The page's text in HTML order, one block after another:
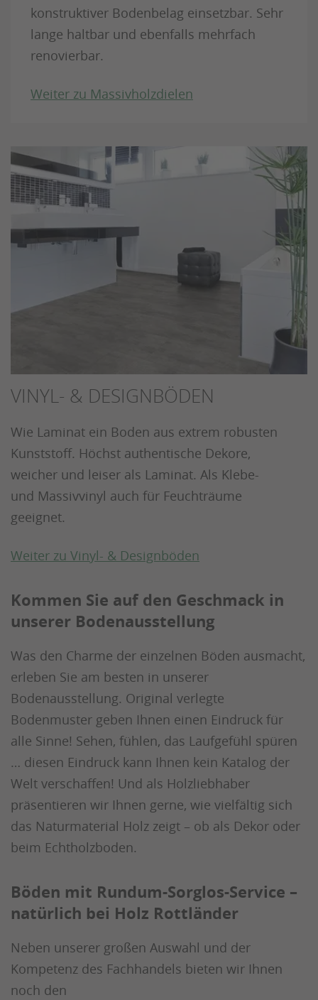
konstruktiver Bodenbelag einsetzbar. Sehr
lange haltbar und ebenfalls mehrfach
renovierbar.
Weiter zu Massivholzdielen
VINYL- & DESIGNBÖDEN
Wie Laminat ein Boden aus extrem robusten
Kunststoff. Höchst authentische Dekore,
weicher und leiser als Laminat. Als Klebe-
und Massivvinyl auch für Feuchträume
geeignet.
Weiter zu Vinyl- & Designböden
Kommen Sie auf den Geschmack in
unserer Bodenausstellung
Was den Charme der einzelnen Böden ausmacht,
erleben Sie am besten in unserer
Bodenausstellung. Original verlegte
Bodenmuster geben Ihnen einen Eindruck für
alle Sinne! Sehen, fühlen, das Laufgefühl spüren
… diesen Eindruck kann Ihnen kein Katalog der
Welt verschaffen! Und als Holzliebhaber
präsentieren wir Ihnen gerne, wie vielfältig sich
das Naturmaterial Holz zeigt – ob als Dekor oder
beim Echtholzboden.
Böden mit Rundum-Sorglos-Service –
natürlich bei Holz Rottländer
Neben unserer großen Auswahl und der
Kompetenz des Fachhandels bieten wir Ihnen
noch den